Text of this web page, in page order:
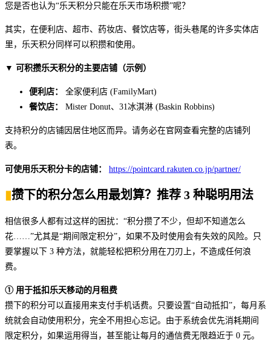
您是否也认为“乐天积分只能在乐天市场积攒”呢？
其实，在便利店、超市、药妆店、餐饮店等，街头巷尾的许多实体店
里，乐天积分同样可以积攒和使用。
▼ 可积攒乐天积分的主要店铺（示例）
便利店：
全家便利店 (FamilyMart)
餐饮店：
Mister Donut、31冰淇淋 (Baskin Robbins)
支持积分的店铺因居住地区而异。请务必在官网查看完整的店铺列
表。
可使用乐天积分卡的店铺： https://pointcard.rakuten.co.jp/partner/
▮攒下的积分怎么用最划算？推荐 3 种聪明用法
相信很多人都有过这样的困扰：“积分攒了不少，但却不知道怎么
花……”尤其是“期间限定积分”，如果不及时使用会有失效的风险。只
要掌握以下 3 种方法，就能轻松把积分用在刀刃上，不造成任何浪
费。
① 用于抵扣乐天移动的月租费
攒下的积分可以直接用来支付手机话费。只要设置“自动抵扣”，每月系
统就会自动使用积分，完全不用担心忘记。由于系统会优先消耗期间
限定积分，如果运用得当，甚至能让每月的通信费无限趋近于 0 元。